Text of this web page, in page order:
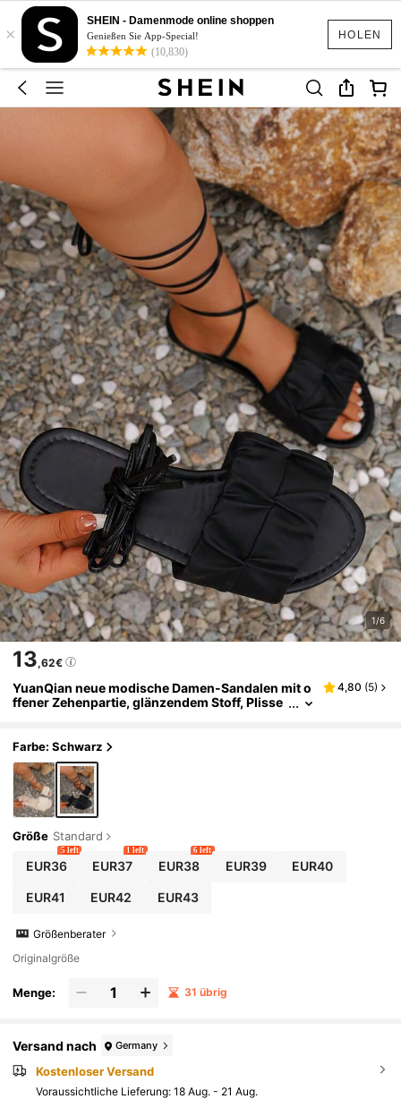
HOLEN
×
SHEIN - Damenmode online shoppen
Genießen Sie App-Special!
(10,830)
1/6
13,62€
YuanQian neue modische Damen-Sandalen mit o
ffener Zehenpartie, glänzendem Stoff, Plisse
e, Pendeln, Dates, Urlaub, Strand und Küste, Sch
warz, Apricot
4,80 (5)
Farbe: Schwarz
Größe Standard
EUR36
5 left
EUR37
1 left
EUR38
6 left
EUR39 EUR40
EUR41 EUR42 EUR43
Größenberater
Originalgröße
Menge: 31 übrig
Versand nach Germany
Kostenloser Versand
Voraussichtliche Lieferung: 18 Aug. - 21 Aug.